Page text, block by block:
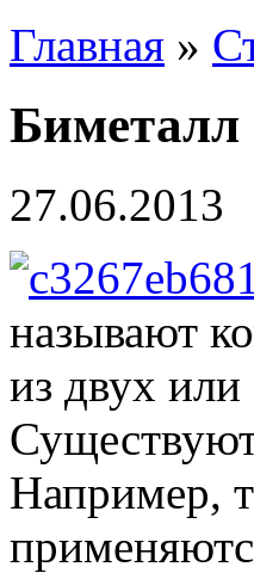
Главная »
Биметалл
27.06.2013
называют
из двух или
Например,